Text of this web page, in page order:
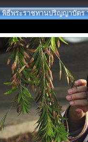
พิธีพระราชทานปริญญาบัตร